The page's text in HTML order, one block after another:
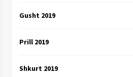
Gusht 2019
Prill 2019
Shkurt 2019